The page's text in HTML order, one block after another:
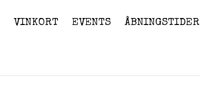
VINKORT EVENTS ÅBNINGSTIDER